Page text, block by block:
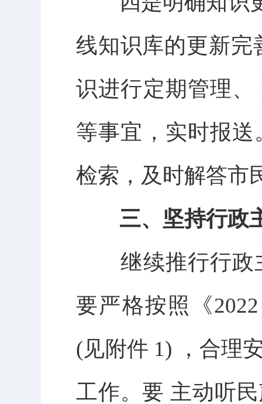
线知识库的更新完
识进行定期管理
等事宜，实时报
检索，及时解答市
三、坚持行政
继续推行行政主
要严格按照《
(见附件 1) ，合理
工作。要 主动听